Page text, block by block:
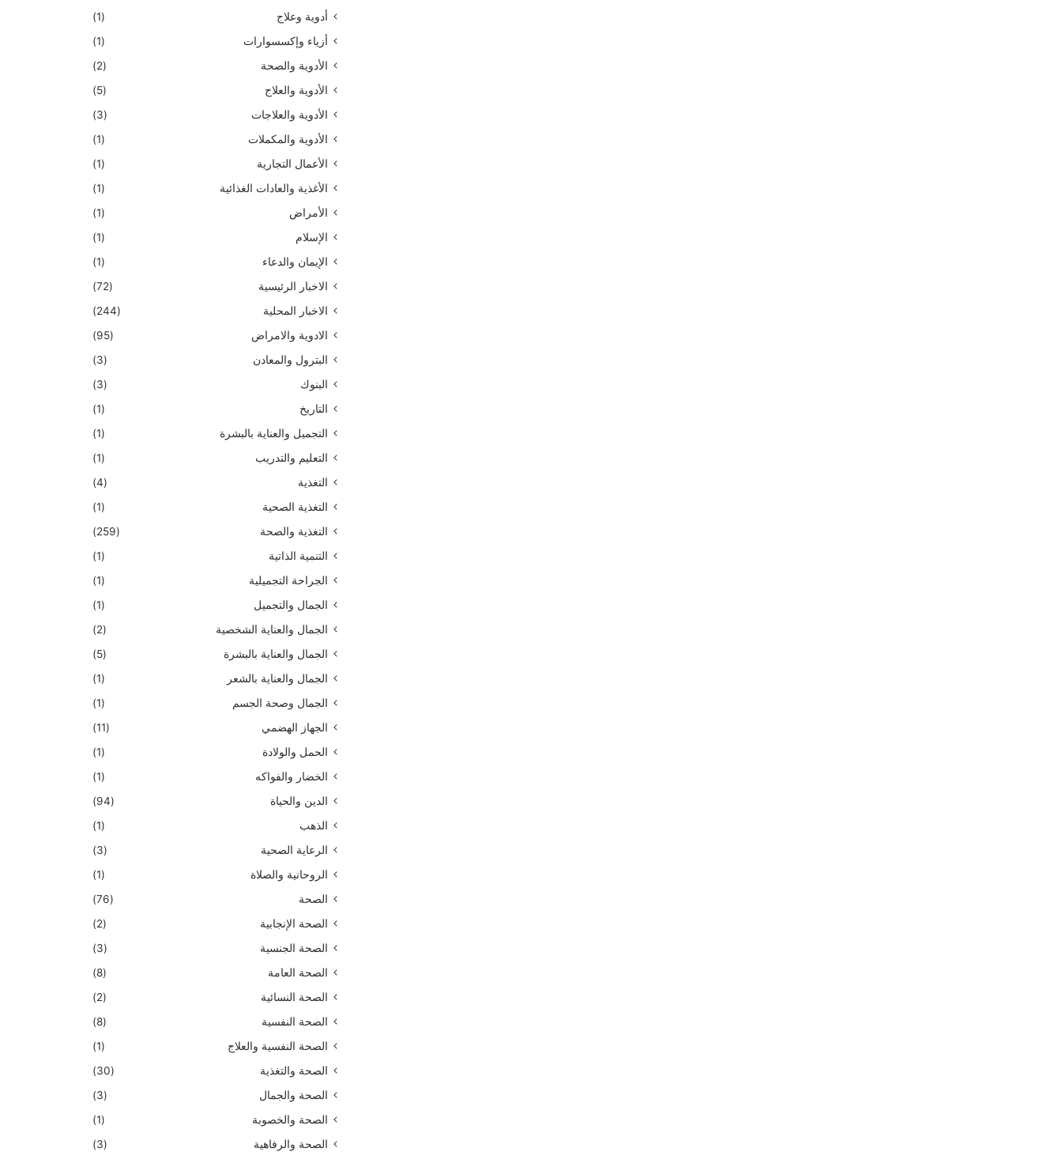
أدوية وعلاج
(1)
أزياء وإكسسوارات
(1)
الأدوية والصحة
(2)
الأدوية والعلاج
(5)
الأدوية والعلاجات
(3)
الأدوية والمكملات
(1)
الأعمال التجارية
(1)
الأغذية والعادات الغذائية
(1)
الأمراض
(1)
الإسلام
(1)
الإيمان والدعاء
(1)
الاخبار الرئيسية
(72)
الاخبار المحلية
(244)
الادوية والامراض
(95)
البترول والمعادن
(3)
البنوك
(3)
التاريخ
(1)
التجميل والعناية بالبشرة
(1)
التعليم والتدريب
(1)
التغذية
(4)
التغذية الصحية
(1)
التغذية والصحة
(259)
التنمية الذاتية
(1)
الجراحة التجميلية
(1)
الجمال والتجميل
(1)
الجمال والعناية الشخصية
(2)
الجمال والعناية بالبشرة
(5)
الجمال والعناية بالشعر
(1)
الجمال وصحة الجسم
(1)
الجهاز الهضمي
(11)
الحمل والولادة
(1)
الخضار والفواكه
(1)
الدين والحياة
(94)
الذهب
(1)
الرعاية الصحية
(3)
الروحانية والصلاة
(1)
الصحة
(76)
الصحة الإنجابية
(2)
الصحة الجنسية
(3)
الصحة العامة
(8)
الصحة النسائية
(2)
الصحة النفسية
(8)
الصحة النفسية والعلاج
(1)
الصحة والتغذية
(30)
الصحة والجمال
(3)
الصحة والخصوبة
(1)
الصحة والرفاهية
(3)